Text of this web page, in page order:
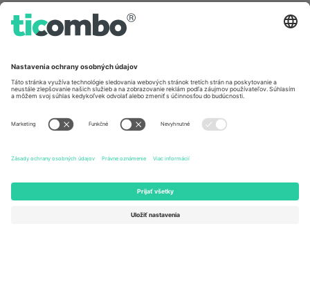
Germany
Unter den Linden 24, 10117
167 City Road, London, Greater
United States
Newark, Delaware 19713, United
Switzerland
Engelberg, Switzerland
Regus Sofia City West, bul
Totleben 53-55, 1606 Sofia,
UAE Dubai Silicon Oasis, DDP
Building A1, Office 302, Dubai,
United Arab Emirates